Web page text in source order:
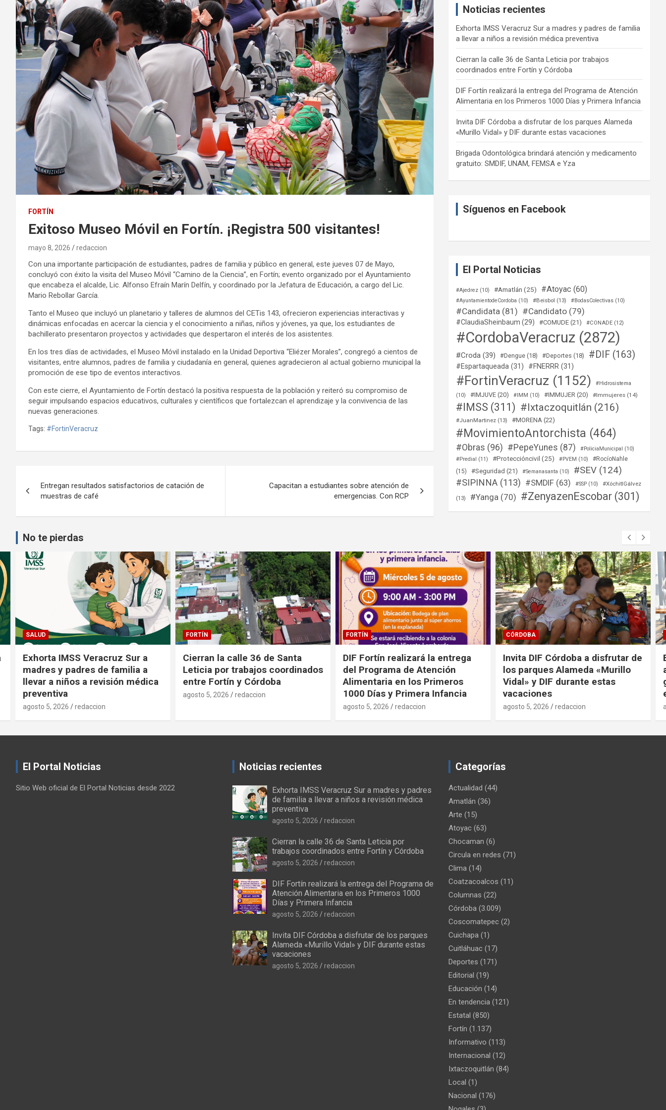
FORTÍN
Exitoso Museo Móvil en Fortín. ¡Registra 500 visitantes!
mayo 8, 2026 redaccion
Con una importante participación de estudiantes, padres de familia y público en general, este jueves 07 de Mayo,
concluyó con éxito la visita del Museo Móvil “Camino de la Ciencia”, en Fortín; evento organizado por el Ayuntamiento
que encabeza el alcalde, Lic. Alfonso Efraín Marín Delfín, y coordinado por la Jefatura de Educación, a cargo del Lic.
Mario Rebollar García.
Tanto el Museo que incluyó un planetario y talleres de alumnos del CETis 143, ofrecieron experiencias interactivas y
dinámicas enfocadas en acercar la ciencia y el conocimiento a niñas, niños y jóvenes, ya que, los estudiantes de
bachillerato presentaron proyectos y actividades que despertaron el interés de los asistentes.
En los tres días de actividades, el Museo Móvil instalado en la Unidad Deportiva “Eliézer Morales”, congregó a cientos de
visitantes, entre alumnos, padres de familia y ciudadanía en general, quienes agradecieron al actual gobierno municipal la
promoción de ese tipo de eventos interactivos.
Con este cierre, el Ayuntamiento de Fortín destacó la positiva respuesta de la población y reiteró su compromiso de
seguir impulsando espacios educativos, culturales y científicos que fortalezcan el aprendizaje y la convivencia de las
nuevas generaciones.
Tags: #FortinVeracruz
de
entradas
Entregan resultados satisfactorios de catación de
muestras de café
Capacitan a estudiantes sobre atención de
emergencias. Con RCP
Noticias recientes
Exhorta IMSS Veracruz Sur a madres y padres de familia
a llevar a niños a revisión médica preventiva
Cierran la calle 36 de Santa Leticia por trabajos
coordinados entre Fortín y Córdoba
DIF Fortín realizará la entrega del Programa de Atención
Alimentaria en los Primeros 1000 Días y Primera Infancia
Invita DIF Córdoba a disfrutar de los parques Alameda
«Murillo Vidal» y DIF durante estas vacaciones
Brigada Odontológica brindará atención y medicamento
gratuito: SMDIF, UNAM, FEMSA e Yza
Síguenos en Facebook
El Portal Noticias
#Ajedrez (10) #Amatlán (25) #Atoyac (60)
#AyuntamientodeCordoba (10) #Beisbol (13) #BodasColectivas (10)
#Candidata (81) #Candidato (79)
#ClaudiaSheinbaum (29) #COMUDE (21) #CONADE (12)
#CordobaVeracruz (2872)
#Croda (39) #Dengue (18) #Deportes (18) #DIF (163)
#Espartaqueada (31) #FNERRR (31)
#FortinVeracruz (1152)
#Hidrosistema
(10)
#IMJUVE (20) #IMM (10) #IMMUJER (20) #Immujeres (14)
#IMSS (311) #Ixtaczoquitlán (216)
#JuanMartinez (13) #MORENA (22)
#MovimientoAntorchista (464)
#Obras (96) #PepeYunes (87) #PoliciaMunicipal (10)
#Predial (11) #Proteccióncivil (25) #PVEM (10)
#RocíoNahle
(15)
#Seguridad (21) #Semanasanta (10) #SEV (124)
#SIPINNA (113) #SMDIF (63) #SSP (10) #XóchitlGálvez
(13) #Yanga (70) #ZenyazenEscobar (301)
No te pierdas
FORTÍN
Cierran la calle 36 de Santa
Leticia por trabajos coordinados
entre Fortín y Córdoba
agosto 5, 2026
FORTÍN
DIF Fortín realizará la entrega
del Programa de Atención
Alimentaria en los Primeros
1000 Días y Primera Infancia
CÓRDOBA
Invita DIF Córdoba a disfrutar de
los parques Alameda «Murillo
Vidal» y DIF durante estas
vacaciones
agosto 5, 2026 redaccion
CÓRDOBA
Brigada Odontológica brindará
atención y medicamento
gratuito: SMDIF, UNAM, FEMSA
e Yza
agosto 5, 2026 redaccion
El Portal Noticias
Sitio Web oficial de El Portal Noticias desde 2022
Noticias recientes
Exhorta IMSS Veracruz Sur a madres y padres
de familia a llevar a niños a revisión médica
preventiva
agosto 5, 2026 redaccion
Cierran la calle 36 de Santa Leticia por
trabajos coordinados entre Fortín y Córdoba
agosto 5, 2026 redaccion
DIF Fortín realizará la entrega del Programa de
Atención Alimentaria en los Primeros 1000
Días y Primera Infancia
agosto 5, 2026 redaccion
Invita DIF Córdoba a disfrutar de los parques
Alameda «Murillo Vidal» y DIF durante estas
vacaciones
agosto 5, 2026 redaccion
Categorías
Actualidad (44)
Amatlán (36)
Arte (15)
Atoyac (63)
Chocaman (6)
Circula en redes (71)
Clima (14)
Coatzacoalcos (11)
Columnas (22)
Córdoba (3.009)
Coscomatepec (2)
Cuichapa (1)
Cuitláhuac (17)
Deportes (171)
Editorial (19)
Educación (14)
En tendencia (121)
Estatal (850)
Fortín (1.137)
Informativo (113)
Internacional (12)
Ixtaczoquitlán (84)
Local (1)
Nacional (176)